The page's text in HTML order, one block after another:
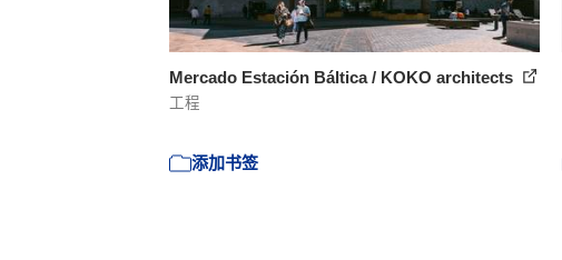
Mercado Estación Báltica / KOKO architects
工程
添加书签